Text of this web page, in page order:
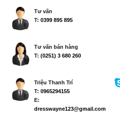
Tư vấn
T: 0399 895 895
Tư vấn bán hàng
T: (0251) 3 680 260
Triệu Thanh Trí
T: 0965294155
E:
dresswayne123@gmail.com